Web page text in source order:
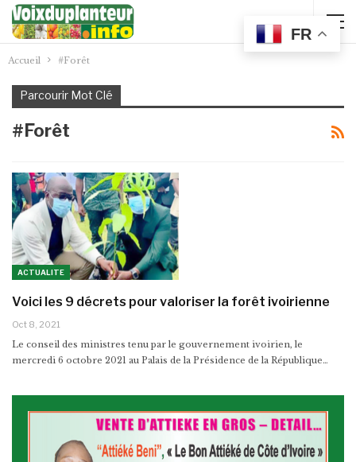
Accueil #Forêt
Parcourir Mot Clé
#Forêt
ACTUALITE
Voici les 9 décrets pour valoriser la forêt ivoirienne
Oct 8, 2021
Le conseil des ministres tenu par le gouvernement ivoirien, le
mercredi 6 octobre 2021 au Palais de la Présidence de la République…
FR